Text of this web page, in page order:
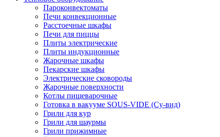
Пароконвектоматы
Печи конвекционные
Расстоечные шкафы
Печи для пиццы
Плиты электрические
Плиты индукционные
Жарочные шкафы
Пекарские шкафы
Электрические сковороды
Жарочные поверхности
Котлы пищеварочные
Готовка в вакууме SOUS-VIDE (Су-вид)
Грили для кур
Грили для шаурмы
Грили прижимные